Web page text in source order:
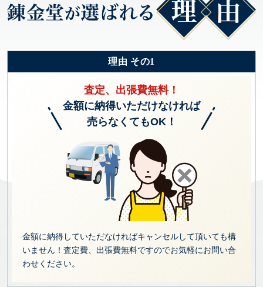
理由 その1
査定、出張費無料！
金額に納得いただけなければ
売らなくてもOK！
金額に納得していただなければキャンセルして頂いても構
いません！査定費、出張費無料ですのでお気軽にお問い合
わせください。